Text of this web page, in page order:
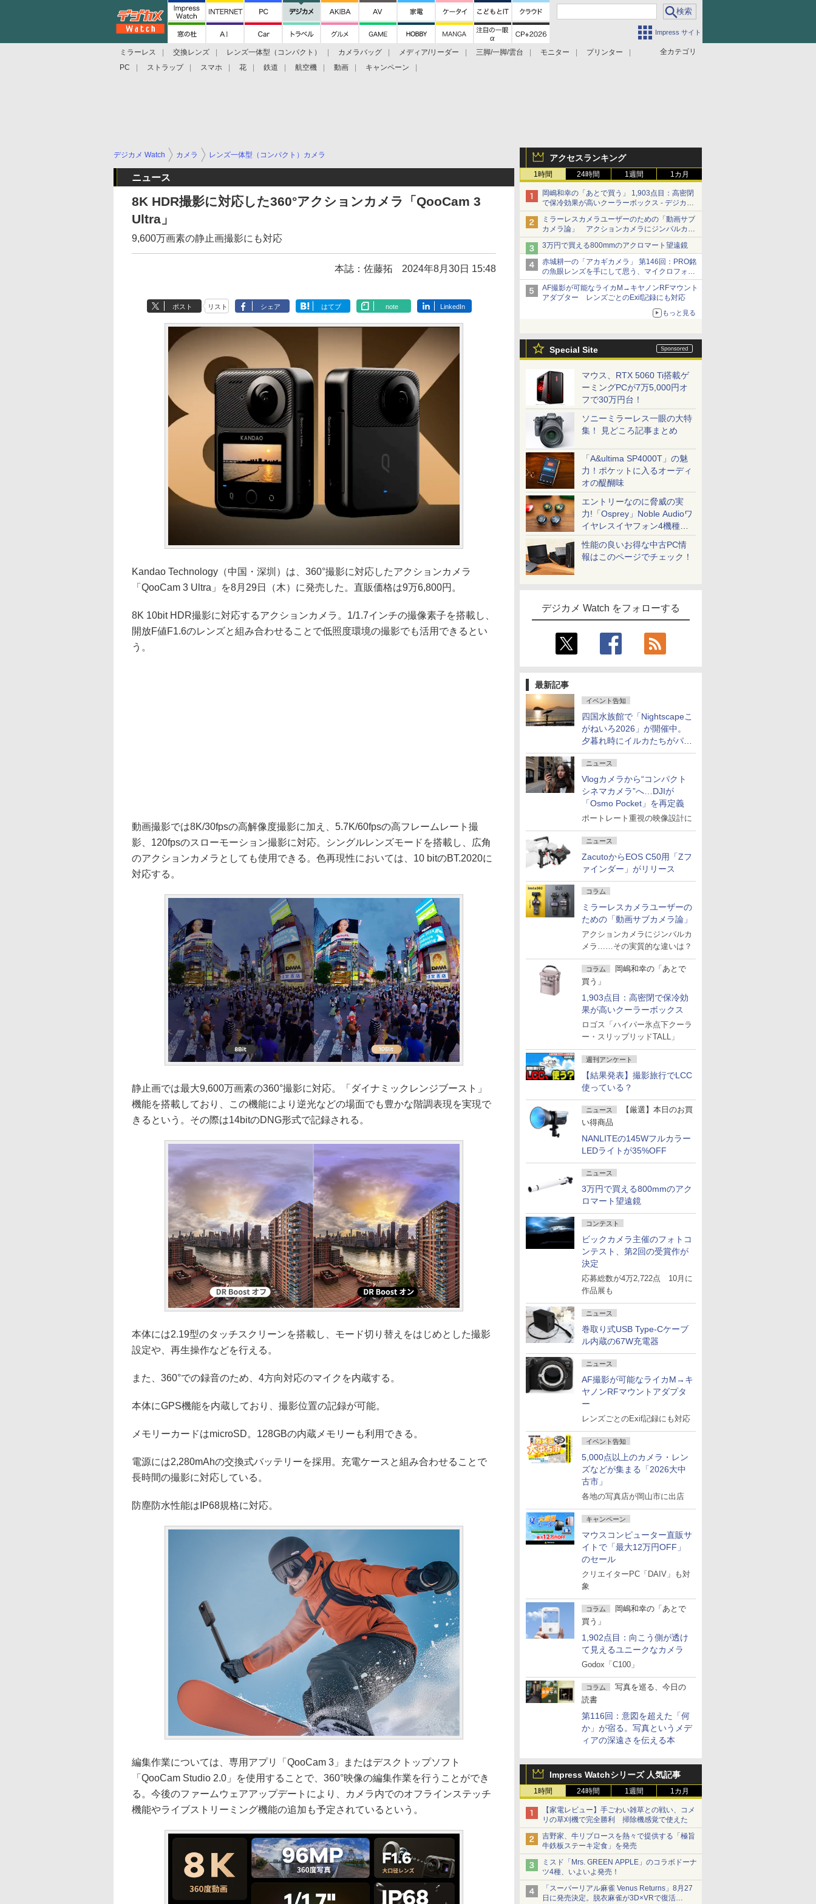
Impress サイト
全カテゴリ
ミラーレス 交換レンズ レンズ一体型（コンパクト） カメラバッグ メディア/リーダー 三脚/一脚/雲台 モニター
プリンター
PC
ストラップ スマホ 花 鉄道 航空機 動画 キャンペーン
アクセスランキング
1時間 24時間 1週間 1カ月
岡嶋和幸の「あとで買う」 1,903点目：高密閉
で保冷効果が高いクーラーボックス - デジカメ
Watch
ミラーレスカメラユーザーのための「動画サブ
カメラ論」 アクションカメラにジンバルカメ
ラ……その実質的な違いは？
3万円で買える800mmのアクロマート望遠鏡
赤城耕一の「アカギカメラ」 第146回：PRO銘
の魚眼レンズを手にして思う、マイクロフォー
サーズへの期待と可能性
AF撮影が可能なライカM→キヤノンRFマウント
アダプター レンズごとのExif記録にも対応
もっと見る
Special Site
マウス、RTX 5060 Ti搭載ゲ
ーミングPCが7万5,000円オ
フで30万円台！
ソニーミラーレス一眼の大特
集！ 見どころ記事まとめ
「A&ultima SP4000T」の魅
力！ポケットに入るオーディ
オの醍醐味
エントリーなのに脅威の実
力!「Osprey」Noble Audioワ
イヤレスイヤフォン4機種を
一気に聴く
性能の良いお得な中古PC情
報はこのページでチェック！
デジカメ Watch をフォローする
最新記事
イベント告知
四国水族館で「Nightscapeこ
がねいろ2026」が開催中。
夕暮れ時にイルカたちがパフ
ォーマンスを繰り広げる
ニュース
Vlogカメラから“コンパクト
シネマカメラ”へ…DJIが
「Osmo Pocket」を再定義
ポートレート重視の映像設計に
ニュース
ZacutoからEOS C50用「Zフ
ァインダー」がリリース
コラム
ミラーレスカメラユーザーの
ための「動画サブカメラ論」
アクションカメラにジンバルカ
メラ……その実質的な違いは？
コラム
岡嶋和幸の「あとで
買う」
1,903点目：高密閉で保冷効
果が高いクーラーボックス
ロゴス「ハイパー氷点下クーラ
ー・スリップリッドTALL」
週刊アンケート
【結果発表】撮影旅行でLCC
使っている？
ニュース
【厳選】本日のお買
い得商品
NANLITEの145Wフルカラー
LEDライトが35%OFF
ニュース
3万円で買える800mmのアク
ロマート望遠鏡
コンテスト
ビックカメラ主催のフォトコ
ンテスト、第2回の受賞作が
決定
応募総数が4万2,722点 10月に
作品展も
ニュース
巻取り式USB Type-Cケーブ
ル内蔵の67W充電器
ニュース
AF撮影が可能なライカM→キ
ヤノンRFマウントアダプタ
ー
レンズごとのExif記録にも対応
イベント告知
5,000点以上のカメラ・レン
ズなどが集まる「2026大中
古市」
各地の写真店が岡山市に出店
キャンペーン
マウスコンピューター直販サ
イトで「最大12万円OFF」
のセール
クリエイターPC「DAIV」も対
象
コラム
岡嶋和幸の「あとで
買う」
1,902点目：向こう側が透け
て見えるユニークなカメラ
Godox「C100」
コラム
写真を巡る、今日の
読書
第116回：意図を超えた「何
か」が宿る。写真というメデ
ィアの深遠さを伝える本
Impress Watchシリーズ 人気記事
1時間 24時間 1週間 1カ月
【家電レビュー】手ごわい雑草との戦い、コメ
リの草刈機で完全勝利 掃除機感覚で使えた
吉野家、牛リブロースを熱々で提供する「極旨
牛鉄板ステーキ定食」を発売
ミスド「Mrs. GREEN APPLE」のコラボドーナ
ツ4種、いよいよ発売！
「スーパーリアル麻雀 Venus Returns」8月27
日に発売決定。脱衣麻雀が3D×VRで復活
デジカメ Watch カメラ レンズ一体型（コンパクト）カメラ
ニュース
8K HDR撮影に対応した360°アクションカメラ「QooCam 3
Ultra」
9,600万画素の静止画撮影にも対応
本誌：佐藤拓 2024年8月30日 15:48
ポスト リスト シェア はてブ note LinkedIn
Kandao Technology（中国・深圳）は、360°撮影に対応したアクションカメラ
「QooCam 3 Ultra」を8月29日（木）に発売した。直販価格は9万6,800円。
8K 10bit HDR撮影に対応するアクションカメラ。1/1.7インチの撮像素子を搭載し、
開放F値F1.6のレンズと組み合わせることで低照度環境の撮影でも活用できるとい
う。
動画撮影では8K/30fpsの高解像度撮影に加え、5.7K/60fpsの高フレームレート撮
影、120fpsのスローモーション撮影に対応。シングルレンズモードを搭載し、広角
のアクションカメラとしても使用できる。色再現性においては、10 bitのBT.2020に
対応する。
静止画では最大9,600万画素の360°撮影に対応。「ダイナミックレンジブースト」
機能を搭載しており、この機能により逆光などの場面でも豊かな階調表現を実現で
きるという。その際は14bitのDNG形式で記録される。
本体には2.19型のタッチスクリーンを搭載し、モード切り替えをはじめとした撮影
設定や、再生操作などを行える。
また、360°での録音のため、4方向対応のマイクを内蔵する。
本体にGPS機能を内蔵しており、撮影位置の記録が可能。
メモリーカードはmicroSD。128GBの内蔵メモリーも利用できる。
電源には2,280mAhの交換式バッテリーを採用。充電ケースと組み合わせることで
長時間の撮影に対応している。
防塵防水性能はIP68規格に対応。
編集作業については、専用アプリ「QooCam 3」またはデスクトップソフト
「QooCam Studio 2.0」を使用することで、360°映像の編集作業を行うことができ
る。今後のファームウェアアップデートにより、カメラ内でのオフラインステッチ
機能やライブストリーミング機能の追加も予定されているという。